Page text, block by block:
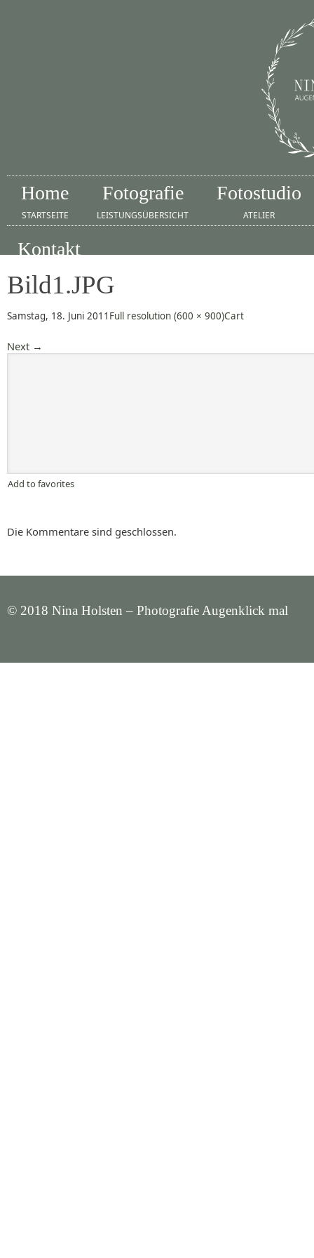
Home
STARTSEITE
Fotografie
LEISTUNGSÜBERSICHT
Fotostudio
ATELIER
Kontakt
Bild1.JPG
Samstag, 18. Juni 2011 Full resolution (600 × 900)Cart
Next →
Add to favorites
Die Kommentare sind geschlossen.
© 2018 Nina Holsten – Photografie Augenklick mal